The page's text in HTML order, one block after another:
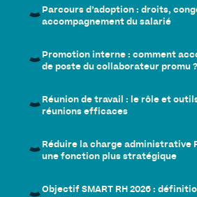
Parcours d’adoption : droits,
accompagnement du salarié
Promotion interne : comment
de poste du collaborateur promu ?
Réunion de travail : le rôle et
réunions efficaces
Réduire la charge administrative
une fonction plus stratégique
Objectif SMART RH 2026 :